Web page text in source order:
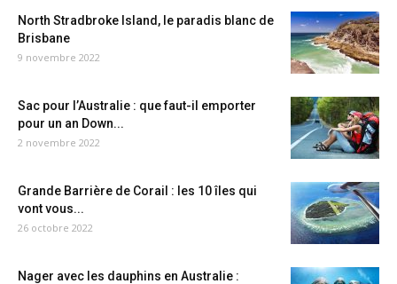
North Stradbroke Island, le paradis blanc de
Brisbane
9 novembre 2022
Sac pour l’Australie : que faut-il emporter
pour un an Down...
2 novembre 2022
Grande Barrière de Corail : les 10 îles qui
vont vous...
26 octobre 2022
Nager avec les dauphins en Australie :